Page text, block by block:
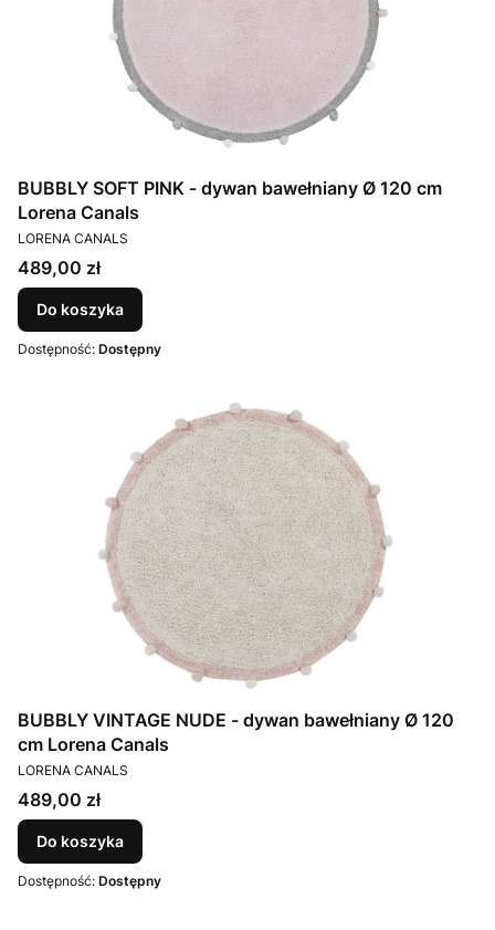
BUBBLY SOFT PINK - dywan bawełniany Ø 120 cm
Lorena Canals
PRODUCENT
LORENA CANALS
Cena
489,00 zł
Do koszyka
Dostępność: Dostępny
BUBBLY VINTAGE NUDE - dywan bawełniany Ø 120
cm Lorena Canals
PRODUCENT
LORENA CANALS
Cena
489,00 zł
Do koszyka
Dostępność: Dostępny